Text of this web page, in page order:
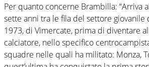
Per quanto concerne Brambilla: “Arriva
sette anni tra le fila del settore giovanile
1973, di Vimercate, prima di diventare
calciatore, nello specifico
squadre nelle quali ha militato: Monza,